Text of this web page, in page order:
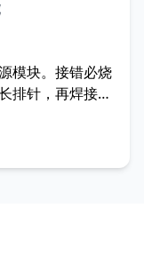
模块。接错必烧
排针，再焊接到
固定，网口需要
需要两根网线